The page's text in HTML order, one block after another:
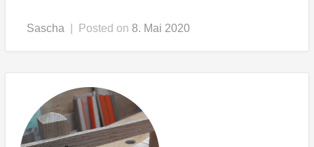
Sascha Posted on 8. Mai 2020